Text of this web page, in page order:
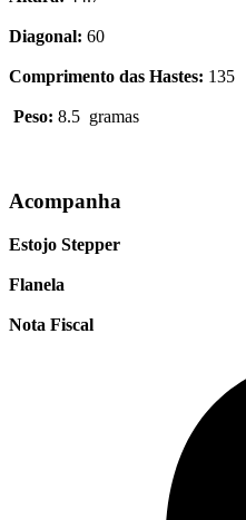
Diagonal: 60
Comprimento das Hastes: 135
Peso: 8.5 gramas
Acompanha
Estojo Stepper
Flanela
Nota Fiscal